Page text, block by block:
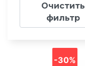
Очистить
фильтр
-30%